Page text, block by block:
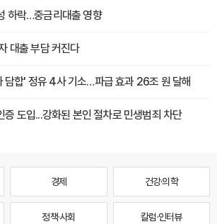
하락…중금리대출 영향
대출 부담 커진다
담합' 정유 4사 기소…파급 효과 26조 원 달해
증 도입...강화된 본인 절차로 민생범죄 차단
경제 건강·의학
정책·사회 칼럼·인터뷰